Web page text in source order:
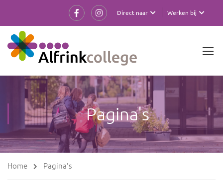
Werken bij
Direct naar
Pagina's
Home Pagina's